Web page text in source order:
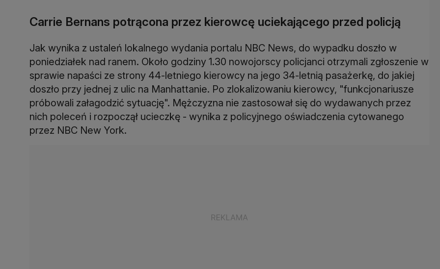
Carrie Bernans potrącona przez kierowcę uciekającego przed policją
Jak wynika z ustaleń lokalnego wydania portalu NBC News, do wypadku doszło w
poniedziałek nad ranem. Około godziny 1.30 nowojorscy policjanci otrzymali zgłoszenie w
sprawie napaści ze strony 44-letniego kierowcy na jego 34-letnią pasażerkę, do jakiej
doszło przy jednej z ulic na Manhattanie. Po zlokalizowaniu kierowcy, "funkcjonariusze
próbowali załagodzić sytuację". Mężczyzna nie zastosował się do wydawanych przez
nich poleceń i rozpoczął ucieczkę - wynika z policyjnego oświadczenia cytowanego
przez NBC New York.